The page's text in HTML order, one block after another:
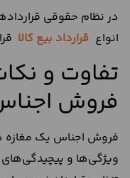
در نظام حقوقی
انواع قرارداد بیع کالا
تفاوت و
فروش
فروش اجناس یک مغازه
ویژگی‌ها و پیچیدگی‌های